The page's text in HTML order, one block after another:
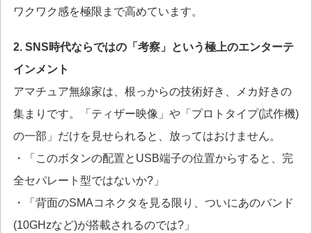
ワクワク感を極限まで高めています。
2. SNS時代ならではの「考察」という極上のエンターテ
インメント
アマチュア無線家は、根っからの技術好き、メカ好きの
集まりです。「ティザー映像」や「プロトタイプ(試作機)
の一部」だけを見せられると、放ってはおけません。
・「このボタンの配置とUSB端子の位置からすると、完
全セパレート型ではないか?」
・「背面のSMAコネクタを見る限り、ついにあのバンド
(10GHzなど)が搭載されるのでは?」